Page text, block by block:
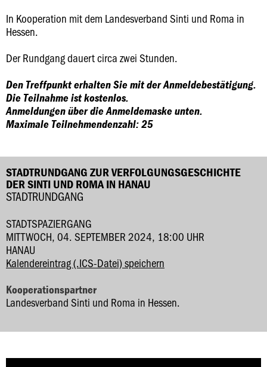
In Kooperation mit dem Landesverband Sinti und Roma in
Hessen.
Der Rundgang dauert circa zwei Stunden.
Den Treffpunkt erhalten Sie mit der Anmeldebestätigung.
Die Teilnahme ist kostenlos.
Anmeldungen über die Anmeldemaske unten.
Maximale Teilnehmendenzahl: 25
STADTRUNDGANG ZUR VERFOLGUNGSGESCHICHTE
DER SINTI UND ROMA IN HANAU
STADTRUNDGANG
STADTSPAZIERGANG
MITTWOCH, 04. SEPTEMBER 2024, 18:00 UHR
HANAU
Kalendereintrag (.ICS-Datei) speichern
Kooperationspartner
Landesverband Sinti und Roma in Hessen.